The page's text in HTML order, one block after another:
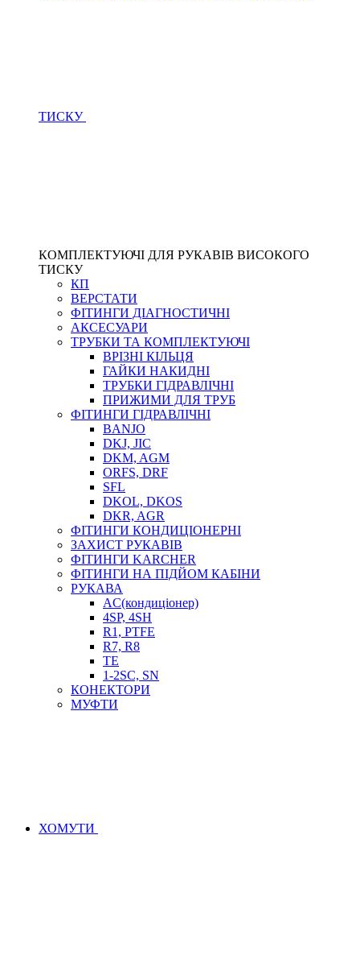
ТИСКУ
КОМПЛЕКТУЮЧІ ДЛЯ РУКАВІВ ВИСОКОГО
ТИСКУ
КП
ВЕРСТАТИ
ФІТИНГИ ДІАГНОСТИЧНІ
АКСЕСУАРИ
ТРУБКИ ТА КОМПЛЕКТУЮЧІ
ВРІЗНІ КІЛЬЦЯ
ГАЙКИ НАКИДНІ
ТРУБКИ ГІДРАВЛІЧНІ
ПРИЖИМИ ДЛЯ ТРУБ
ФІТИНГИ ГІДРАВЛІЧНІ
BANJO
DKJ, JIC
DKM, AGM
ORFS, DRF
SFL
DKOL, DKOS
DKR, AGR
ФІТИНГИ КОНДИЦІОНЕРНІ
ЗАХИСТ РУКАВІВ
ФІТИНГИ KARCHER
ФІТИНГИ НА ПІДЙОМ КАБІНИ
РУКАВА
AC(кондиціонер)
4SP, 4SH
R1, PTFE
R7, R8
TE
1-2SC, SN
КОНЕКТОРИ
МУФТИ
ХОМУТИ